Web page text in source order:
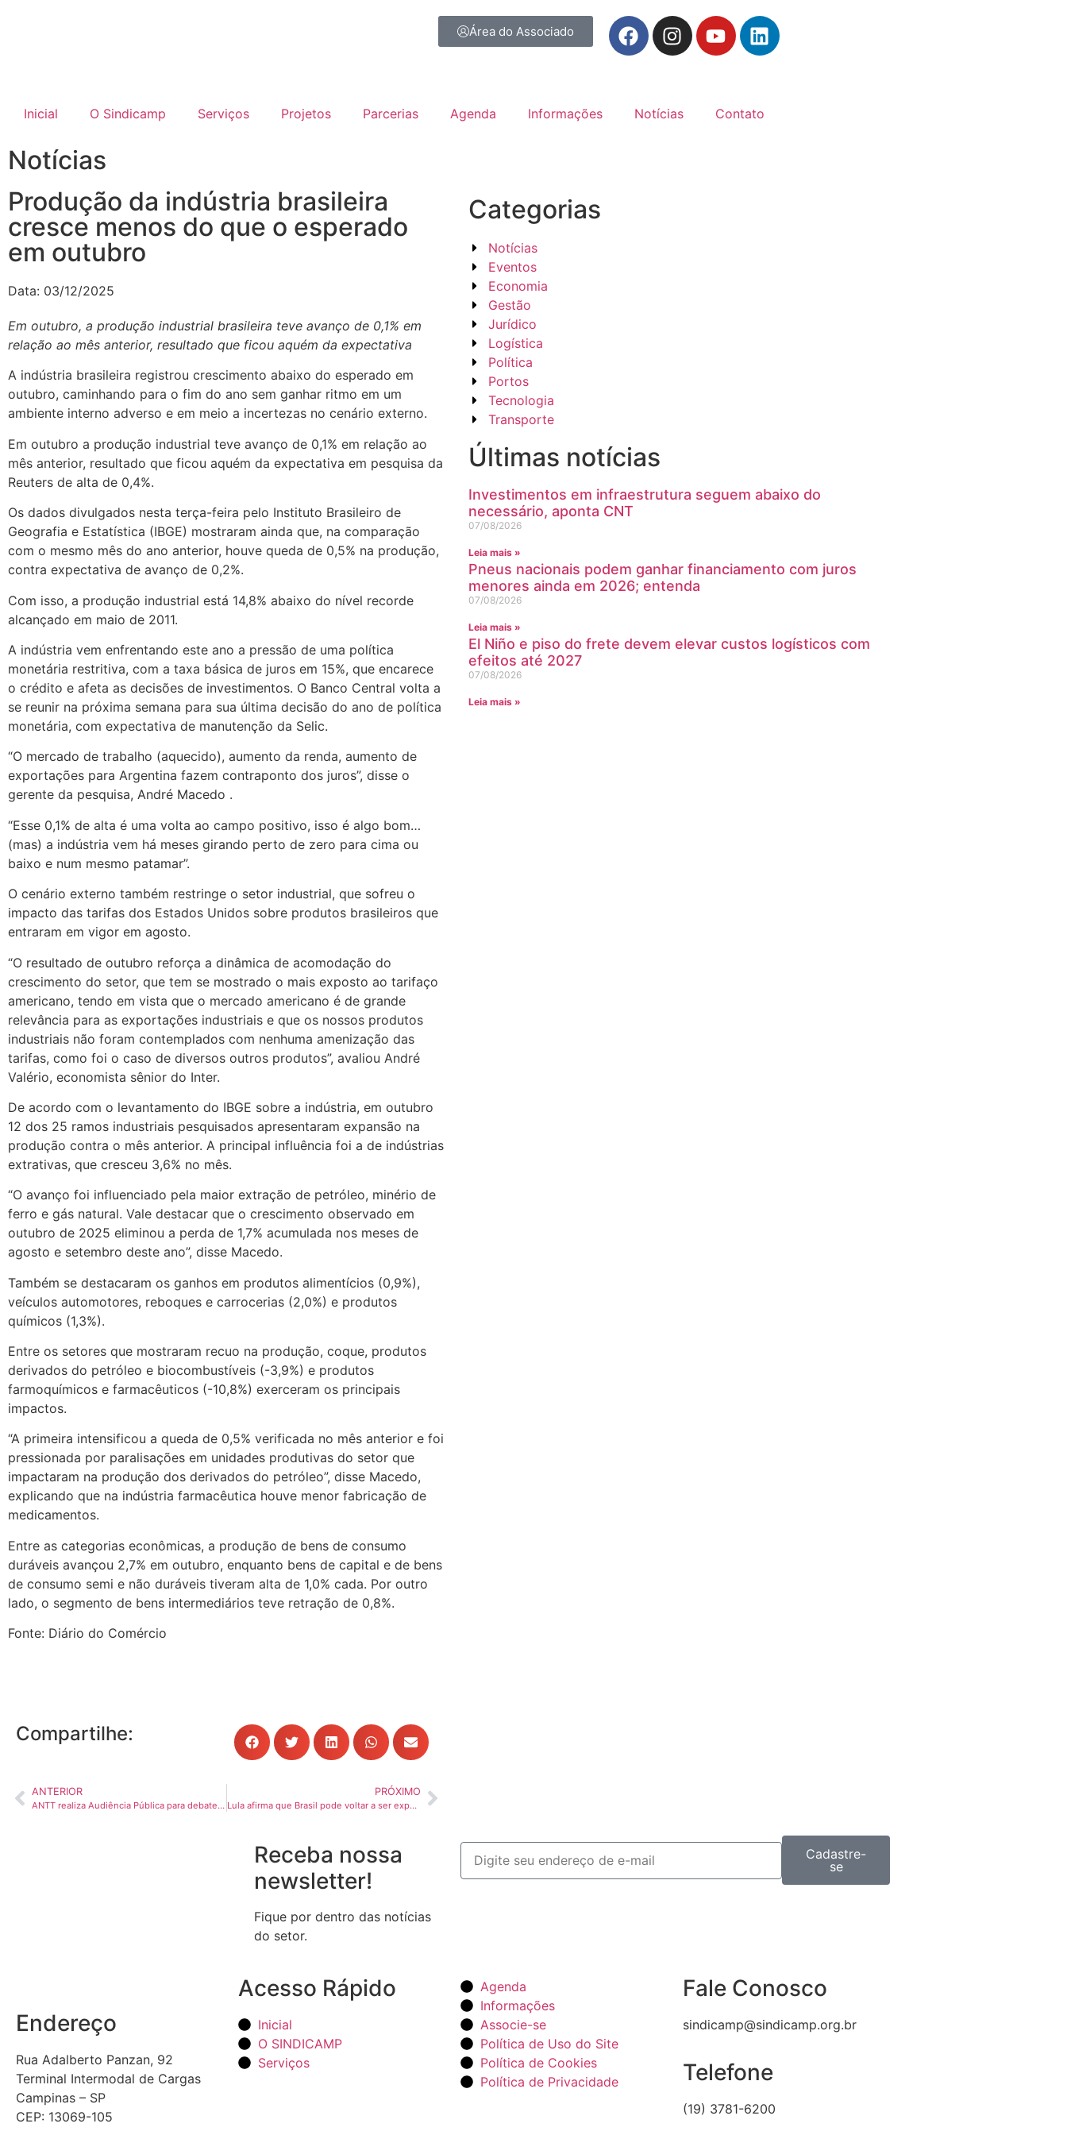
Área do Associado
Inicial O Sindicamp Serviços Projetos Parcerias Agenda Informações Notícias Contato
Notícias
Produção da indústria brasileira
cresce menos do que o esperado
em outubro
Data: 03/12/2025
Em outubro, a produção industrial brasileira teve avanço de 0,1% em
relação ao mês anterior, resultado que ficou aquém da expectativa
A indústria brasileira registrou crescimento abaixo do esperado em
outubro, caminhando para o fim do ano sem ganhar ritmo em um
ambiente interno adverso e em meio a incertezas no cenário externo.
Em outubro a produção industrial teve avanço de 0,1% em relação ao
mês anterior, resultado que ficou aquém da expectativa em pesquisa da
Reuters de alta de 0,4%.
Os dados divulgados nesta terça-feira pelo Instituto Brasileiro de
Geografia e Estatística (IBGE) mostraram ainda que, na comparação
com o mesmo mês do ano anterior, houve queda de 0,5% na produção,
contra expectativa de avanço de 0,2%.
Com isso, a produção industrial está 14,8% abaixo do nível recorde
alcançado em maio de 2011.
A indústria vem enfrentando este ano a pressão de uma política
monetária restritiva, com a taxa básica de juros em 15%, que encarece
o crédito e afeta as decisões de investimentos. O Banco Central volta a
se reunir na próxima semana para sua última decisão do ano de política
monetária, com expectativa de manutenção da Selic.
“O mercado de trabalho (aquecido), aumento da renda, aumento de
exportações para Argentina fazem contraponto dos juros”, disse o
gerente da pesquisa, André Macedo .
“Esse 0,1% de alta é uma volta ao campo positivo, isso é algo bom…
(mas) a indústria vem há meses girando perto de zero para cima ou
baixo e num mesmo patamar”.
O cenário externo também restringe o setor industrial, que sofreu o
impacto das tarifas dos Estados Unidos sobre produtos brasileiros que
entraram em vigor em agosto.
“O resultado de outubro reforça a dinâmica de acomodação do
crescimento do setor, que tem se mostrado o mais exposto ao tarifaço
americano, tendo em vista que o mercado americano é de grande
relevância para as exportações industriais e que os nossos produtos
industriais não foram contemplados com nenhuma amenização das
tarifas, como foi o caso de diversos outros produtos”, avaliou André
Valério, economista sênior do Inter.
De acordo com o levantamento do IBGE sobre a indústria, em outubro
12 dos 25 ramos industriais pesquisados apresentaram expansão na
produção contra o mês anterior. A principal influência foi a de indústrias
extrativas, que cresceu 3,6% no mês.
“O avanço foi influenciado pela maior extração de petróleo, minério de
ferro e gás natural. Vale destacar que o crescimento observado em
outubro de 2025 eliminou a perda de 1,7% acumulada nos meses de
agosto e setembro deste ano”, disse Macedo.
Também se destacaram os ganhos em produtos alimentícios (0,9%),
veículos automotores, reboques e carrocerias (2,0%) e produtos
químicos (1,3%).
Entre os setores que mostraram recuo na produção, coque, produtos
derivados do petróleo e biocombustíveis (-3,9%) e produtos
farmoquímicos e farmacêuticos (-10,8%) exerceram os principais
impactos.
“A primeira intensificou a queda de 0,5% verificada no mês anterior e foi
pressionada por paralisações em unidades produtivas do setor que
impactaram na produção dos derivados do petróleo”, disse Macedo,
explicando que na indústria farmacêutica houve menor fabricação de
medicamentos.
Entre as categorias econômicas, a produção de bens de consumo
duráveis avançou 2,7% em outubro, enquanto bens de capital e de bens
de consumo semi e não duráveis tiveram alta de 1,0% cada. Por outro
lado, o segmento de bens intermediários teve retração de 0,8%.
Fonte: Diário do Comércio
Compartilhe:
ANTERIOR
ANTT realiza Audiência Pública para debater Piso Mínimo de Frete
PRÓXIMO
Lula afirma que Brasil pode voltar a ser exportador de óleo diesel e gasolina
Categorias
Notícias
Eventos
Economia
Gestão
Jurídico
Logística
Política
Portos
Tecnologia
Transporte
Últimas notícias
Investimentos em infraestrutura seguem abaixo do
necessário, aponta CNT
07/08/2026
Leia mais »
Pneus nacionais podem ganhar financiamento com juros
menores ainda em 2026; entenda
07/08/2026
Leia mais »
El Niño e piso do frete devem elevar custos logísticos com
efeitos até 2027
07/08/2026
Leia mais »
Receba nossa
newsletter!
Fique por dentro das notícias
do setor.
Cadastre-
se
Endereço
Rua Adalberto Panzan, 92
Terminal Intermodal de Cargas
Campinas – SP
CEP: 13069-105
Acesso Rápido
Inicial
O SINDICAMP
Serviços
Agenda
Informações
Associe-se
Política de Uso do Site
Política de Cookies
Política de Privacidade
Fale Conosco
sindicamp@sindicamp.org.br
Telefone
(19) 3781-6200